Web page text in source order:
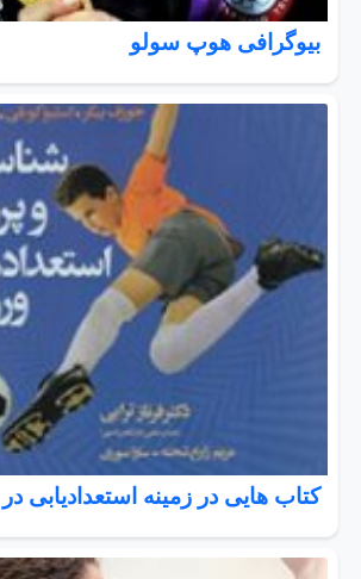
بیوگرافی هوپ سولو
کتاب هایی در زمینه استعدادیابی